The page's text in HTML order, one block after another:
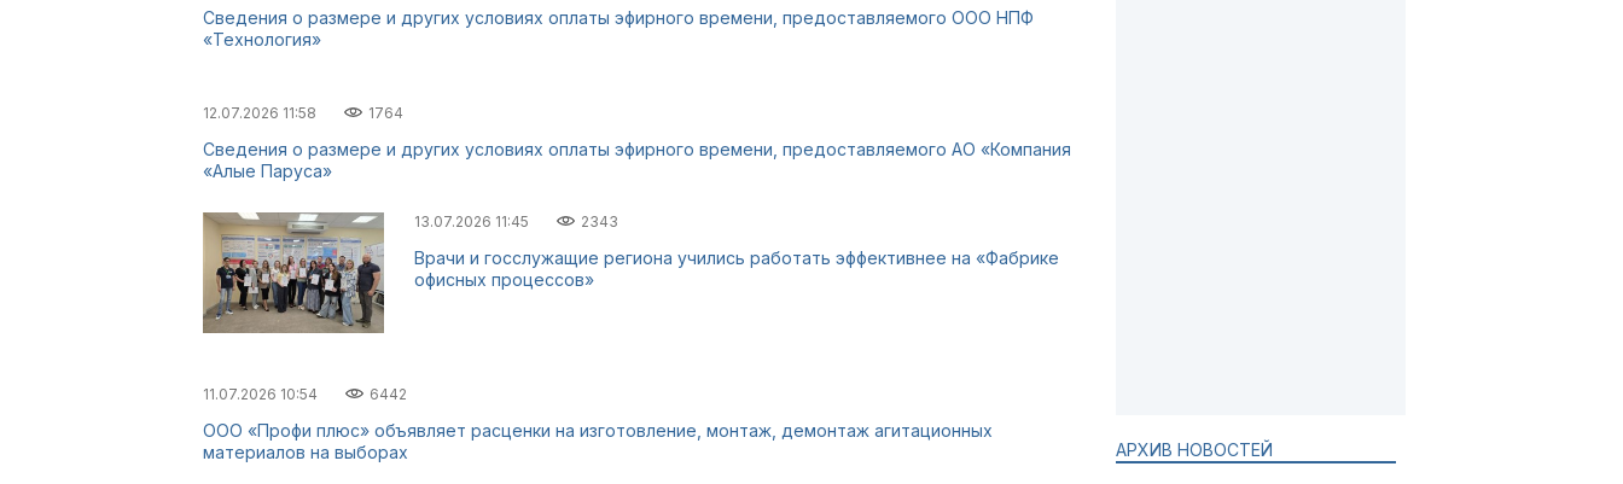
Сведения о размере и других условиях оплаты эфирного времени, предоставляемого ООО НПФ
«Технология»
12.07.2026 11:58 1764
Сведения о размере и других условиях оплаты эфирного времени, предоставляемого АО «Компания
«Алые Паруса»
13.07.2026 11:45 2343
Врачи и госслужащие региона учились работать эффективнее на «Фабрике
офисных процессов»
11.07.2026 10:54 6442
ООО «Профи плюс» объявляет расценки на изготовление, монтаж, демонтаж агитационных
материалов на выборах
АРХИВ НОВОСТЕЙ